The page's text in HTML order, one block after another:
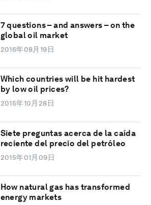
7 questions – and answers – on the
global oil market
2016年08月19日
Which countries will be hit hardest
by low oil prices?
2015年10月28日
Siete preguntas acerca de la caída
reciente del precio del petróleo
2015年01月09日
How natural gas has transformed
energy markets